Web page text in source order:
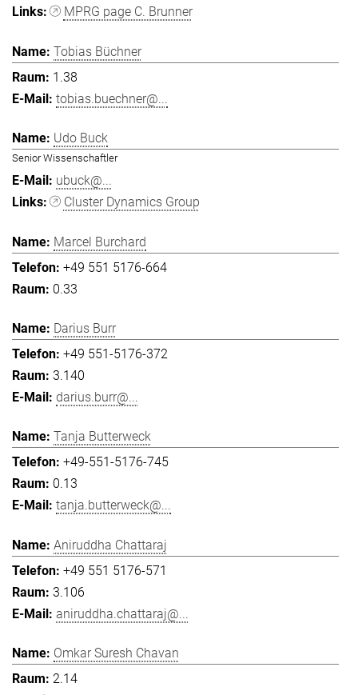
MPRG page C. Brunner
Tobias Büchner
1.38
tobias.buechner@...
Udo Buck
Senior Wissenschaftler
ubuck@...
Cluster Dynamics Group
Marcel Burchard
+49 551 5176-664
0.33
Darius Burr
+49 551-5176-372
3.140
darius.burr@...
Tanja Butterweck
+49-551-5176-745
0.13
tanja.butterweck@...
Aniruddha Chattaraj
+49 551 5176-571
3.106
aniruddha.chattaraj@...
Omkar Suresh Chavan
2.14